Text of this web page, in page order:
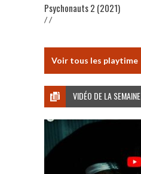
Psychonauts 2 (2021)
/ /
Voir tous les playtime
VIDÉO DE LA SEMAINE